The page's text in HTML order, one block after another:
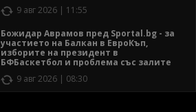
9 авг 2026 | 11:55
Божидар Аврамов пред Sportal.bg - за
участието на Балкан в ЕвроКъп,
изборите на президент в
БФБаскетбол и проблема със залите
9 авг 2026 | 08:30